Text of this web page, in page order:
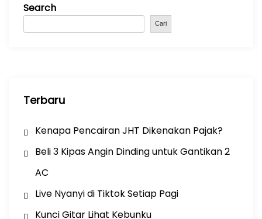
o
o
p
p
m
Search
Cari
Terbaru
Kenapa Pencairan JHT Dikenakan Pajak?
Beli 3 Kipas Angin Dinding untuk Gantikan 2
AC
Live Nyanyi di Tiktok Setiap Pagi
Kunci Gitar Lihat Kebunku